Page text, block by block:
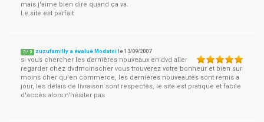
mais j'aime bien dire quand ça va.
Le site est parfait
5 / 5 zuzufamilly a évalué Modatoi le13/09/2007
si vous chercher les dernières nouveaux en dvd aller
regarder chez dvdmoinscher vous trouverez votre bonheur et bien sur
moins cher qu'en commerce, les dernières nouveautés sont remis a
jour, les délais de livraison sont respectés, le site est pratique et facile
d'accès alors n'hésiter pas